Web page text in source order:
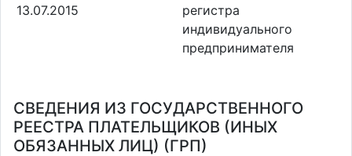
13.07.2015
регистра
индивидуального
предпринимателя
СВЕДЕНИЯ ИЗ ГОСУДАРСТВЕННОГО
РЕЕСТРА ПЛАТЕЛЬЩИКОВ (ИНЫХ
ОБЯЗАННЫХ ЛИЦ) (ГРП)